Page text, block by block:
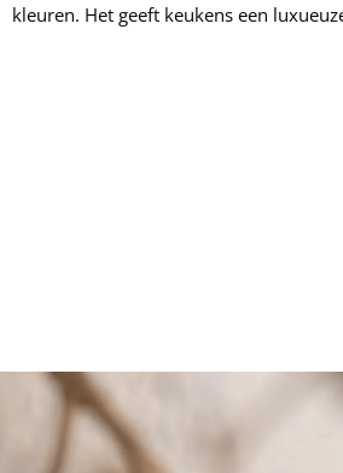
kleuren. Het geeft keukens een